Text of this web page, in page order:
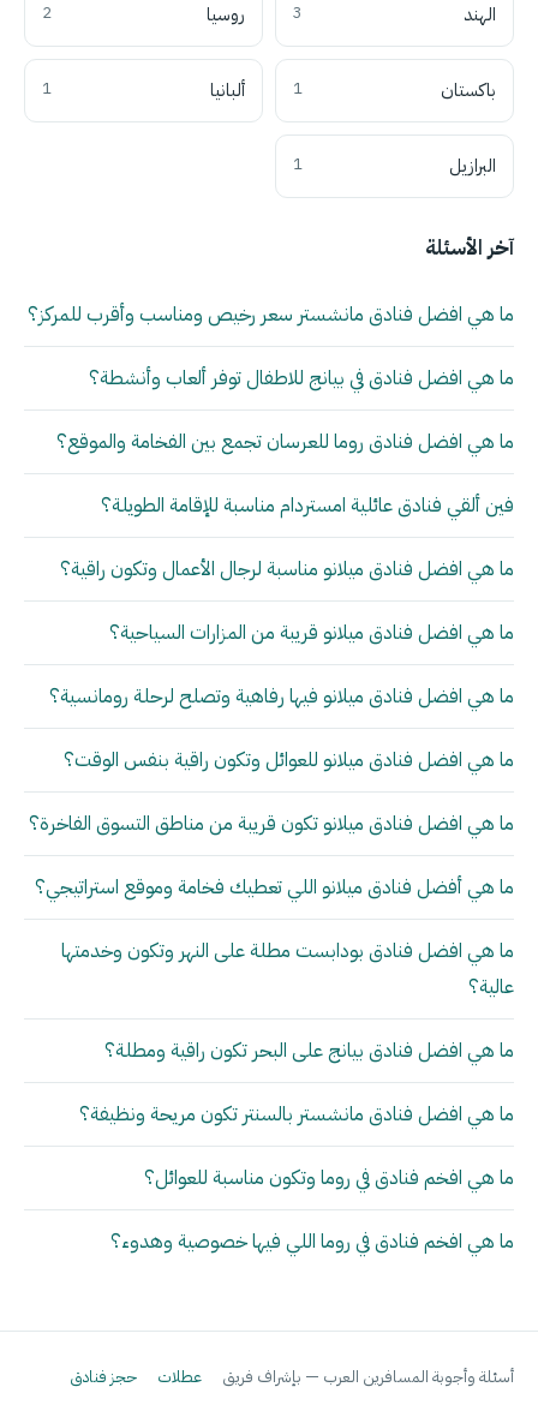
الهند 3 روسيا 2
باكستان 1 ألبانيا 1
البرازيل 1
آخر الأسئلة
ما هي افضل فنادق مانشستر سعر رخيص ومناسب وأقرب للمركز؟
ما هي افضل فنادق في بيانج للاطفال توفر ألعاب وأنشطة؟
ما هي افضل فنادق روما للعرسان تجمع بين الفخامة والموقع؟
فين ألقي فنادق عائلية امستردام مناسبة للإقامة الطويلة؟
ما هي افضل فنادق ميلانو مناسبة لرجال الأعمال وتكون راقية؟
ما هي افضل فنادق ميلانو قريبة من المزارات السياحية؟
ما هي افضل فنادق ميلانو فيها رفاهية وتصلح لرحلة رومانسية؟
ما هي افضل فنادق ميلانو للعوائل وتكون راقية بنفس الوقت؟
ما هي افضل فنادق ميلانو تكون قريبة من مناطق التسوق الفاخرة؟
ما هي أفضل فنادق ميلانو اللي تعطيك فخامة وموقع استراتيجي؟
ما هي افضل فنادق بودابست مطلة على النهر وتكون وخدمتها
عالية؟
ما هي افضل فنادق بيانج على البحر تكون راقية ومطلة؟
ما هي افضل فنادق مانشستر بالسنتر تكون مريحة ونظيفة؟
ما هي افخم فنادق في روما وتكون مناسبة للعوائل؟
ما هي افخم فنادق في روما اللي فيها خصوصية وهدوء؟
أسئلة وأجوبة المسافرين العرب — بإشراف فريق عطلات حجز فنادق